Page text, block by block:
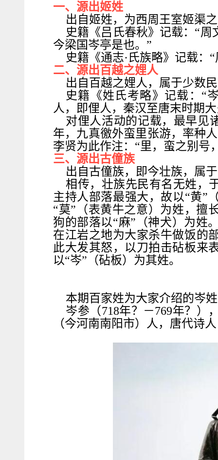
一、源出姬姓
出自姬姓，为西周王室姬渠
史籍《吕氏春秋》记载：“
今梁国岑亭是也。”
史籍《通志·氏族略》记载
二、源出百越之娌人
出自百越之娌人，属于少数
史籍《姓氏考略》记载：“
人，即俚人，秦汉至唐末时期
对俚人活动的记载，最早见
年，九真徼外蛮里张游，率种
李贤为此作注：“里，蛮之别号
三、源出古僮族
出自古僮族，即今壮族，属
相传，壮族先民有名无姓，
主持人部落最强大，故以“黄”
“莫”（表黄牛之意）为姓，擅
狗的部落以“麻”（神犬）为姓
在江岩之地为大家杀牛做饭的
此大发其怒，以刀拍击砧板来
以“岑”（砧板）为其姓。
本期百家姓为大家介绍的岑
岑参（718年？－769年？）
（今河南南阳市）人，唐代诗